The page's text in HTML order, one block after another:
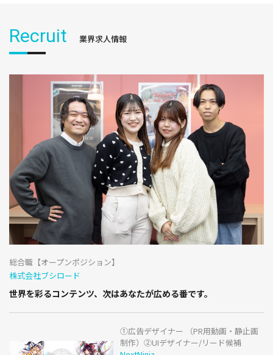
Recruit 業界求人情報
総合職【オープンポジション】
株式会社ブシロード
世界を彩るコンテンツ、次はあなたが広める番です。
①広告デザイナー （PR用動画・静止画
制作）②UIデザイナー/リード候補